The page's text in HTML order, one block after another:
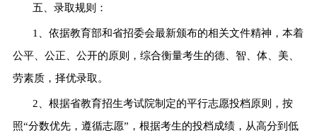
五、录取规则：
1、依据教育部和省招委会最新颁布的相关文件精神，本着
公平、公正、公开的原则，综合衡量考生的德、智、体、美、
劳素质，择优录取。
2、根据省教育招生考试院制定的平行志愿投档原则，按
照“分数优先，遵循志愿”，根据考生的投档成绩，从高分到低